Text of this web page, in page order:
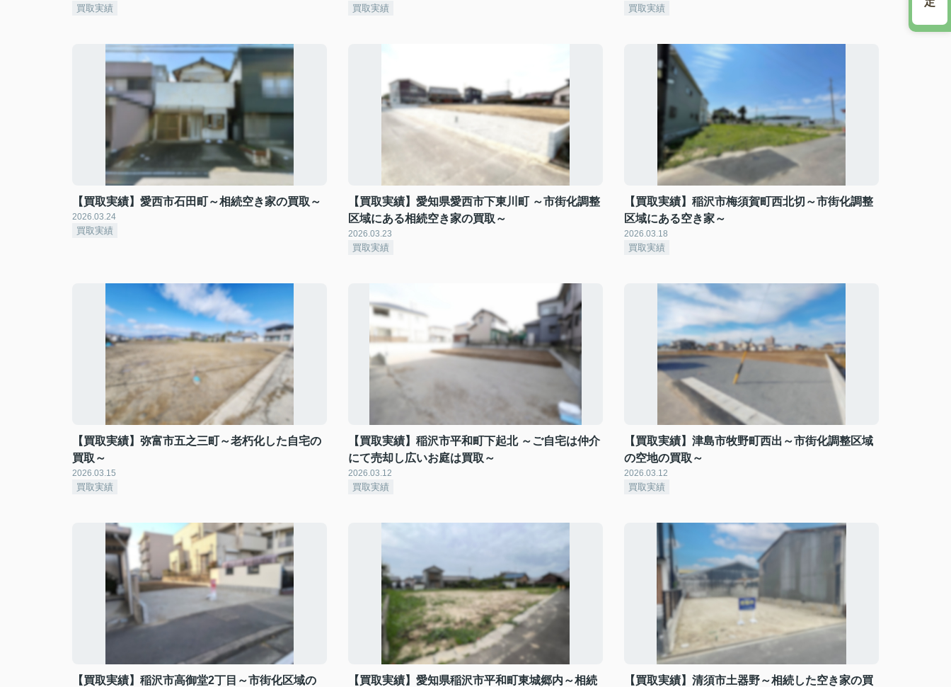
買取実績 買取実績 買取実績
【買取実績】愛西市石田町～相続空き家の買取～
2026.03.24
買取実績
【買取実績】愛知県愛西市下東川町 ～市街化調整
区域にある相続空き家の買取～
2026.03.23
買取実績
【買取実績】稲沢市梅須賀町西北切～市街化調整
区域にある空き家～
2026.03.18
買取実績
【買取実績】弥富市五之三町～老朽化した自宅の
買取～
2026.03.15
買取実績
【買取実績】稲沢市平和町下起北 ～ご自宅は仲介
にて売却し広いお庭は買取～
2026.03.12
買取実績
【買取実績】津島市牧野町西出～市街化調整区域
の空地の買取～
2026.03.12
買取実績
【買取実績】稲沢市高御堂2丁目～市街化区域の
【買取実績】愛知県稲沢市平和町東城郷内～相続
【買取実績】清須市土器野～相続した空き家の買